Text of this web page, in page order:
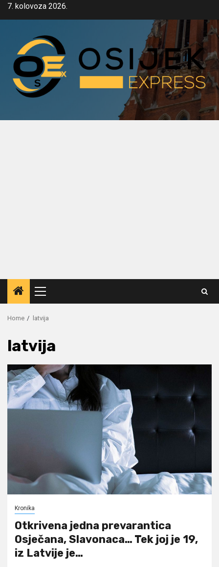
Skip7. kolovoza 2026.
Primary
Menu
Home latvija
latvija
Kronika
Otkrivena jedna prevarantica
Osječana, Slavonaca… Tek joj je 19,
iz Latvije je…